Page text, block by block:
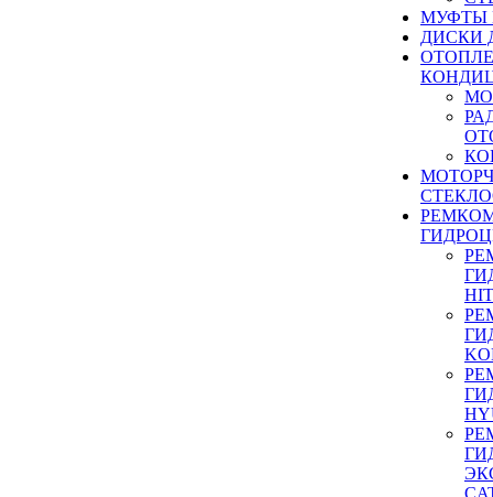
МУФТЫ
ДИСКИ